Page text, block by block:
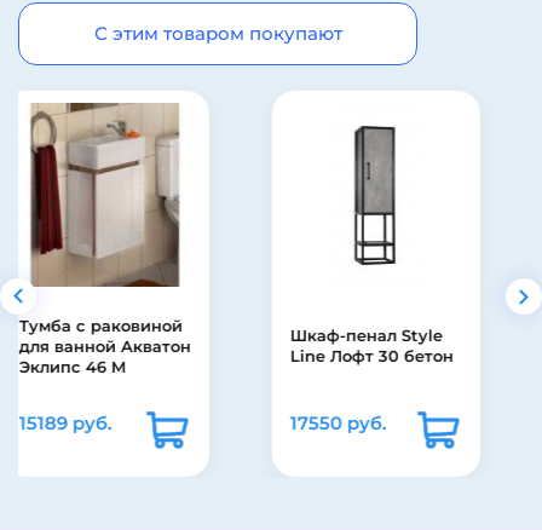
С этим товаром покупают
Шкаф-пенал Style
Line Лофт 30 бетон
17550 руб.
Шкаф-зеркало
Francesca Виктория
70 бежевый
11940 руб.
17060 руб.